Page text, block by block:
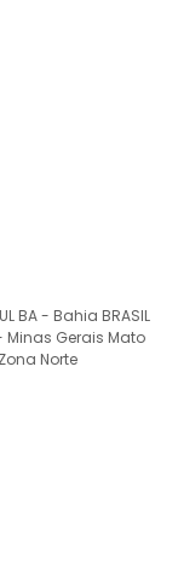
BA - Bahia BRASIL
Minas Gerais Mato
Zona Norte